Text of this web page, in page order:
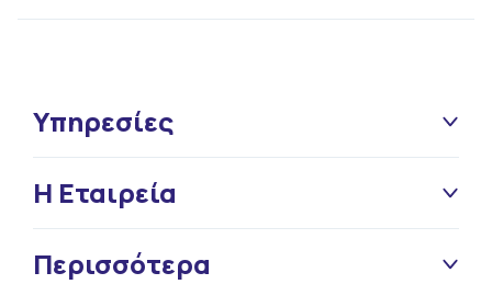
Υπηρεσίες
Η Εταιρεία
Περισσότερα